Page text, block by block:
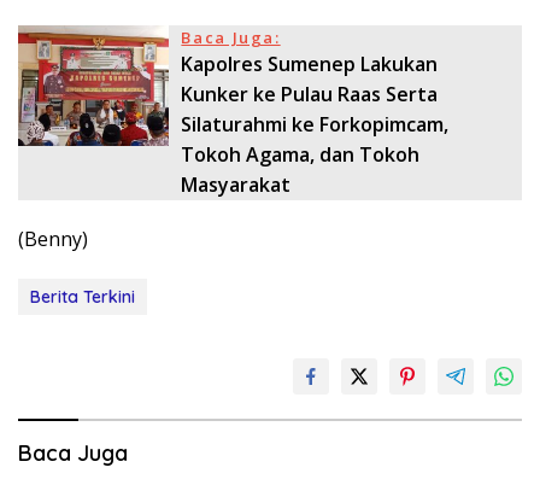
Baca Juga:
Kapolres Sumenep Lakukan
Kunker ke Pulau Raas Serta
Silaturahmi ke Forkopimcam,
Tokoh Agama, dan Tokoh
Masyarakat
(Benny)
Berita Terkini
Baca Juga